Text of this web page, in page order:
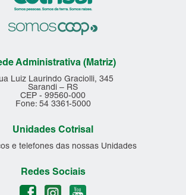
Administrativa (Matriz)
Luiz Laurindo Graciolli, 345
Sarandi – RS
CEP - 99560-000
Fone: 54 3361-5000
Unidades Cotrisal
e telefones das nossas Unidades
Redes Sociais